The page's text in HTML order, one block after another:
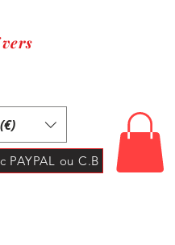
PAYPAL ou C.B